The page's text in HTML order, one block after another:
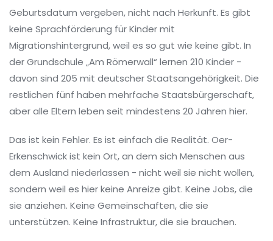
Geburtsdatum vergeben, nicht nach Herkunft. Es gibt
keine Sprachförderung für Kinder mit
Migrationshintergrund, weil es so gut wie keine gibt. In
der Grundschule „Am Römerwall“ lernen 210 Kinder -
davon sind 205 mit deutscher Staatsangehörigkeit. Die
restlichen fünf haben mehrfache Staatsbürgerschaft,
aber alle Eltern leben seit mindestens 20 Jahren hier.
Das ist kein Fehler. Es ist einfach die Realität. Oer-
Erkenschwick ist kein Ort, an dem sich Menschen aus
dem Ausland niederlassen - nicht weil sie nicht wollen,
sondern weil es hier keine Anreize gibt. Keine Jobs, die
sie anziehen. Keine Gemeinschaften, die sie
unterstützen. Keine Infrastruktur, die sie brauchen.